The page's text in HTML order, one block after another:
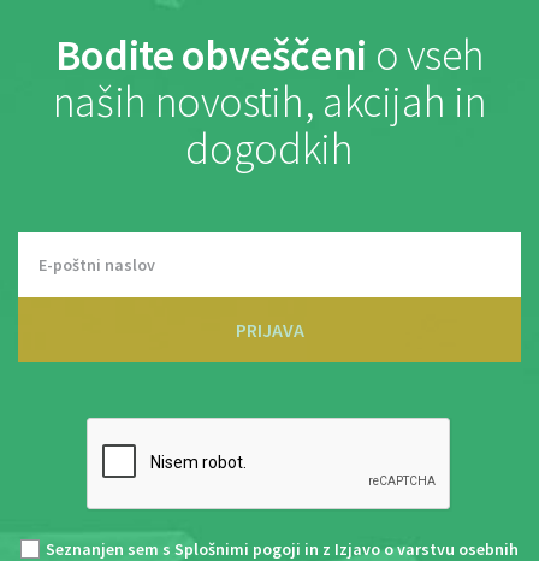
Bodite obveščeni o vseh
naših novostih, akcijah in
dogodkih
PRIJAVA
Seznanjen sem s Splošnimi pogoji in z Izjavo o varstvu osebnih